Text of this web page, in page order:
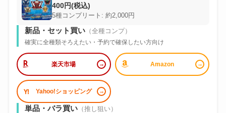
400円(税込)
5種コンプリート: 約2,000円
新品・セット買い（全種コンプ）
確実に全種類そろえたい・予約で確保したい方向け
楽天市場 Amazon
Yahoo!ショッピング
単品・バラ買い（推し狙い）